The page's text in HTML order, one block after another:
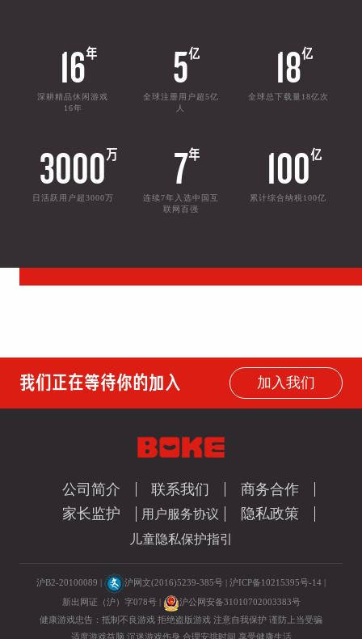
16年
深耕精品休闲游戏
16年
5亿
全球注册用户超5亿
人
18亿
全球总下载量18亿次
3000万
日活跃用户超3000万
7年
连续7年入选中国互
联网百强
100亿
累计综合纳税100亿
我们正在等待你的加入 加入我们
公司简介 联系我们
商务合作
家长监护
用户服务协议 隐私政策
儿童隐私保护指引
沪B2-20100089 | 沪网文(2016)5239-385号 | 沪ICP备10215395号-14 |
新出网证（沪）字078号 |
沪公网安备31010702003383号
健康游戏忠告：抵制不良游戏 拒绝盗版游戏 注意自我保护 谨防上当受骗
适度游戏益脑 沉迷游戏伤身 合理安排时间 享受健康生活